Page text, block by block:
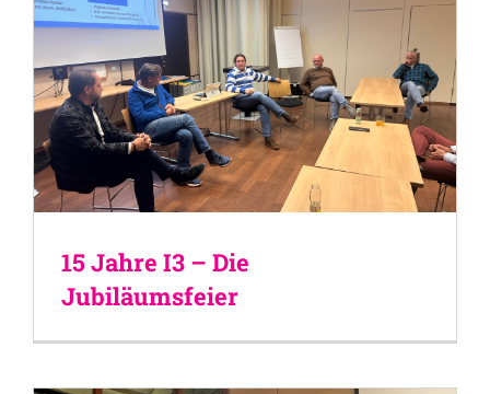
15 Jahre I3 – Die
Jubiläumsfeier